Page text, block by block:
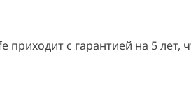
приходит с гарантией на 5 лет,